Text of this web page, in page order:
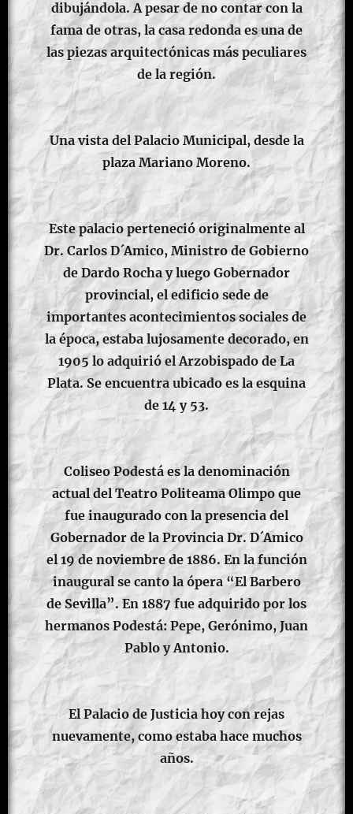
dibujándola. A pesar de no contar con la
fama de otras, la casa redonda es una de
las piezas arquitectónicas más peculiares
de la región.
Una vista del Palacio Municipal, desde la
plaza Mariano Moreno.
Este palacio perteneció originalmente al
Dr. Carlos D´Amico, Ministro de Gobierno
de Dardo Rocha y luego Gobernador
provincial, el edificio sede de
importantes acontecimientos sociales de
la época, estaba lujosamente decorado, en
1905 lo adquirió el Arzobispado de La
Plata. Se encuentra ubicado es la esquina
de 14 y 53.
Coliseo Podestá es la denominación
actual del Teatro Politeama Olimpo que
fue inaugurado con la presencia del
Gobernador de la Provincia Dr. D´Amico
el 19 de noviembre de 1886. En la función
inaugural se canto la ópera “El Barbero
de Sevilla”. En 1887 fue adquirido por los
hermanos Podestá: Pepe, Gerónimo, Juan
Pablo y Antonio.
El Palacio de Justicia hoy con rejas
nuevamente, como estaba hace muchos
años.